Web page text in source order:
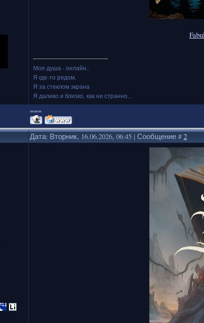
Моя душа - онлайн..
Я где-то рядом,
Я за стеклом экрана
Я далеко и близко, как ни странно...
===
Дата: Вторник, 16.06.2026, 06:45 | Сообщение #2